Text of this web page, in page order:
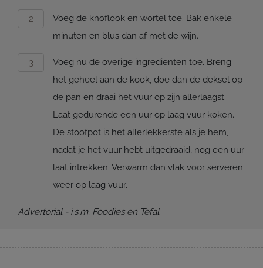
Voeg de knoflook en wortel toe. Bak enkele
minuten en blus dan af met de wijn.
Voeg nu de overige ingrediënten toe. Breng
het geheel aan de kook, doe dan de deksel op
de pan en draai het vuur op zijn allerlaagst.
Laat gedurende een uur op laag vuur koken.
De stoofpot is het allerlekkerste als je hem,
nadat je het vuur hebt uitgedraaid, nog een uur
laat intrekken. Verwarm dan vlak voor serveren
weer op laag vuur.
Advertorial - i.s.m. Foodies en Tefal